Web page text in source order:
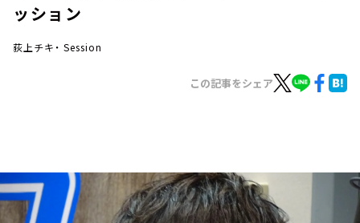
今日の番組表
YouTube
会社情報
ッション
荻上チキ・ Session
この記事をシェア